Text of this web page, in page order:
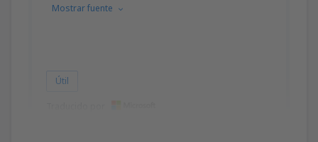
Mostrar fuente
Útil